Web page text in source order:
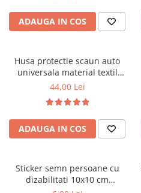
Covorase ISUZU
Covorase IVECO
Covorase MAN
Covorase MAZDA
Covorase MERCEDES
Covorase MG
Covorase MINI
Covorase OPEL
ADAUGA IN COS
Husa protectie scaun auto
universala material textil
106x47 cm neagra
44,00 Lei
ADAUGA IN COS
Sticker semn persoane cu
dizabilitati 10x10 cm